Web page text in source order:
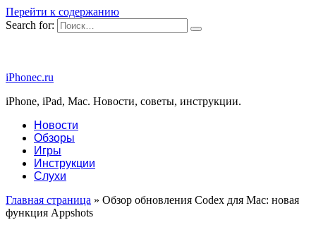
Перейти к содержанию
Search for:
iPhonec.ru
iPhone, iPad, Mac. Новости, советы, инструкции.
Новости
Обзоры
Игры
Инструкции
Слухи
Главная страница » Обзор обновления Codex для Mac: новая
функция Appshots